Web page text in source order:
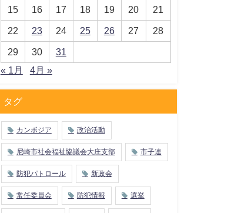
15 16 17 18 19 20 21
22 23 24 25 26 27 28
29 30
31
« 1月
4月 »
タグ
カンボジア 政治活動
尼崎市社会福祉協議会大庄支部 市子連
防犯パトロール 新政会
常任委員会 防犯情報 選挙